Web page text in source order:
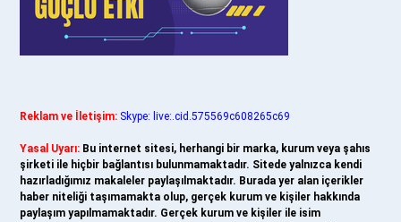
Reklam ve İletişim: Skype: live:.cid.575569c608265c69
Yasal Uyarı: Bu internet sitesi, herhangi bir marka, kurum veya şahıs
şirketi ile hiçbir bağlantısı bulunmamaktadır. Sitede yalnızca kendi
hazırladığımız makaleler paylaşılmaktadır. Burada yer alan içerikler
haber niteliği taşımamakta olup, gerçek kurum ve kişiler hakkında
paylaşım yapılmamaktadır. Gerçek kurum ve kişiler ile isim